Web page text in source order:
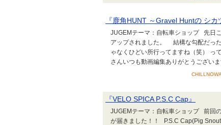
『鹿角HUNT ～Gravel Huntの シ
JUGEMテーマ：自転車ショップ 先日
アップされました。 結構な勾配だっ
ゃなくひどい所行ってますね（笑）
さんいつも動画編集ありがとうござい
『VELO SPICA P.S.C Cap』
JUGEMテーマ：自転車ショップ 前回
が届きました！！ P.S.C Cap(Pig